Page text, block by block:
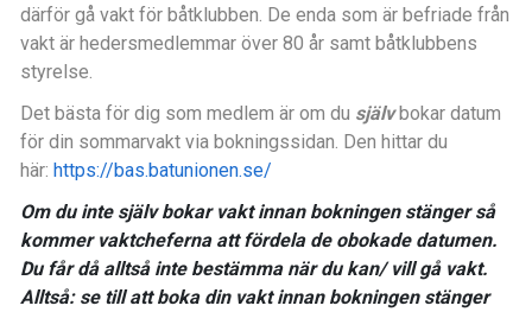
därför gå vakt för båtklubben. De enda som är befriade från
vakt är hedersmedlemmar över 80 år samt båtklubbens
styrelse.
Det bästa för dig som medlem är om du självbokar datum
för din sommarvakt via bokningssidan. Den hittar du
här: https://bas.batunionen.se/
Om du inte själv bokar vakt innan bokningen stänger så
kommer vaktcheferna att fördela de obokade datumen.
Du får då alltså inte bestämma när du kan/ vill gå vakt.
Alltså: se till att boka din vakt innan bokningen stänger